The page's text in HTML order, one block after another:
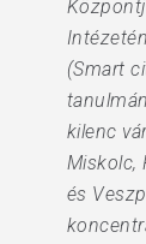
(Smart
kilenc
Miskolc,
és